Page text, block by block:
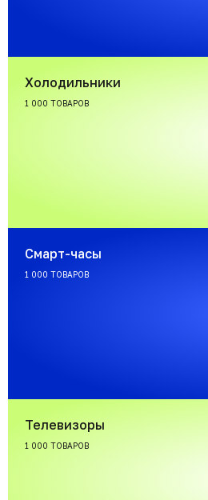
Холодильники
1 000 ТОВАРОВ
Смарт-часы
1 000 ТОВАРОВ
Телевизоры
1 000 ТОВАРОВ